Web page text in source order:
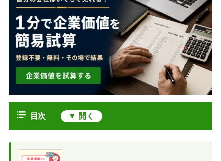
目次
株式特有の論点